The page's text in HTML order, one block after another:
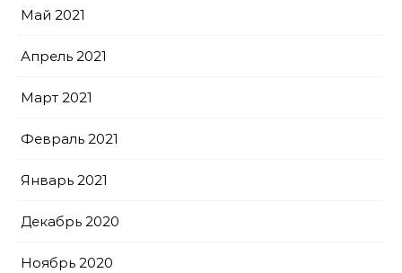
Май 2021
Апрель 2021
Март 2021
Февраль 2021
Январь 2021
Декабрь 2020
Ноябрь 2020